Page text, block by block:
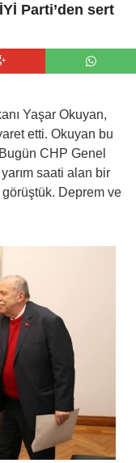
Parti’den sert
Yaşar Okuyan,
etti. Okuyan bu
CHP Genel
saati alan bir
Deprem ve